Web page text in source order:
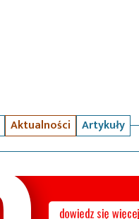
Aktualności
Artykuły